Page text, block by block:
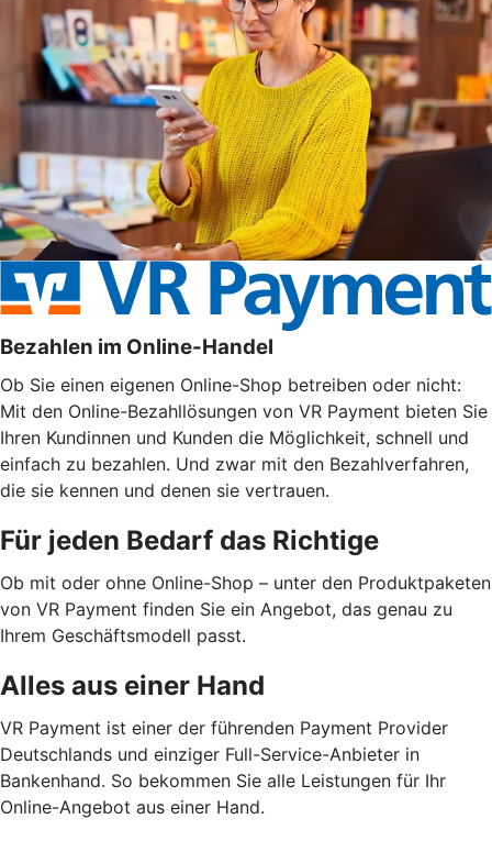
Bezahlen im Online-Handel
Ob Sie einen eigenen Online-Shop betreiben oder nicht:
Mit den Online-Bezahllösungen von VR Payment bieten Sie
Ihren Kundinnen und Kunden die Möglichkeit, schnell und
einfach zu bezahlen. Und zwar mit den Bezahlverfahren,
die sie kennen und denen sie vertrauen.
Für jeden Bedarf das Richtige
Ob mit oder ohne Online-Shop – unter den Produktpaketen
von VR Payment finden Sie ein Angebot, das genau zu
Ihrem Geschäftsmodell passt.
Alles aus einer Hand
VR Payment ist einer der führenden Payment Provider
Deutschlands und einziger Full-Service-Anbieter in
Bankenhand. So bekommen Sie alle Leistungen für Ihr
Online-Angebot aus einer Hand.